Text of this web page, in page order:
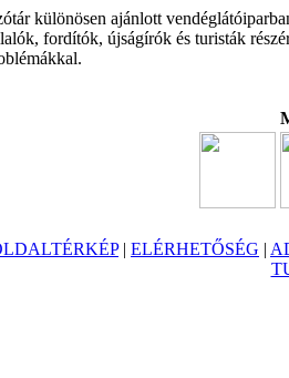
különösen ajánlott
fordítók, újságírók és turisták
| ELÉRHETŐSÉG |